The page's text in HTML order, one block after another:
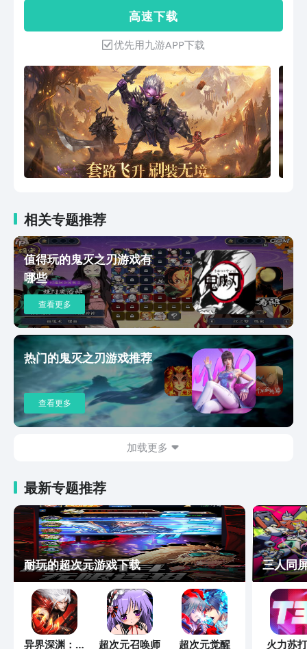
业随武器：十八般武艺随意切换】 【扎
实动作感：用操作以下克上】 【随机与
奇遇：百种Buff的深渊法盘】 【丰富的
BD构筑：创造你的装备套路】 【组队或
偶遇：封魔之路并不孤独】
高 速 下 载
优先用九游APP下载
相关专题推荐
值得玩的鬼灭之刃游戏有
哪些
查看更多
热门的鬼灭之刃游戏推荐
查看更多
加载更多
最新专题推荐
耐玩的超次元游戏下载
异界深渊：觉 超次元召唤师
超次元觉醒
三人同
火力苏